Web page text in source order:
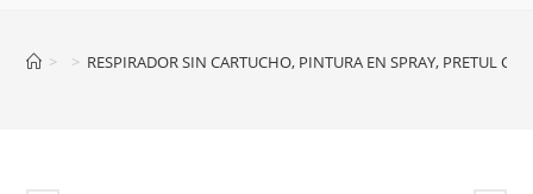
> > RESPIRADOR SIN CARTUCHO, PINTURA EN SPRAY, PRETUL CF-